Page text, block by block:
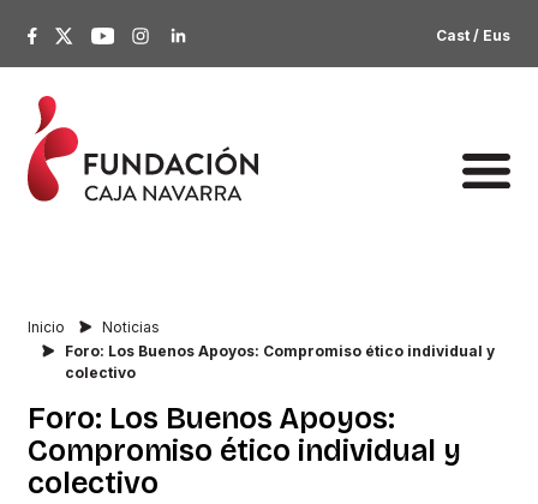
Cast / Eus
Inicio
Noticias
Foro: Los Buenos Apoyos: Compromiso ético individual y
colectivo
Foro: Los Buenos Apoyos:
Compromiso ético individual y
colectivo